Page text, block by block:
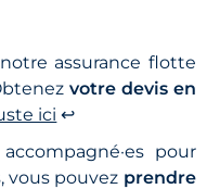
assurance flotte
votre devis en
ici ↩️
pour
vous pouvez prendre